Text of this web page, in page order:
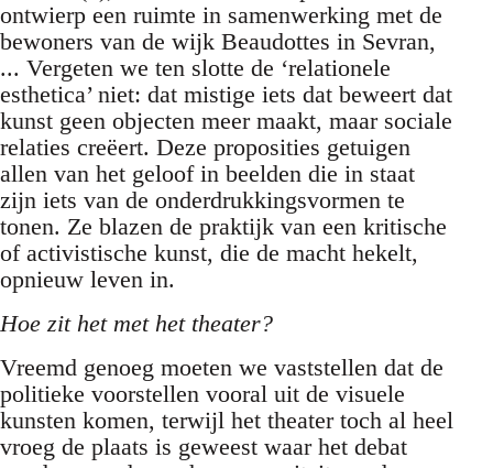
ontwierp een ruimte in samenwerking met de
bewoners van de wijk Beaudottes in Sevran,
... Vergeten we ten slotte de ‘relationele
esthetica’ niet: dat mistige iets dat beweert dat
kunst geen objecten meer maakt, maar sociale
relaties creëert. Deze proposities getuigen
allen van het geloof in beelden die in staat
zijn iets van de onderdrukkingsvormen te
tonen. Ze blazen de praktijk van een kritische
of activistische kunst, die de macht hekelt,
opnieuw leven in.
Hoe zit het met het theater?
Vreemd genoeg moeten we vaststellen dat de
politieke voorstellen vooral uit de visuele
kunsten komen, terwijl het theater toch al heel
vroeg de plaats is geweest waar het debat